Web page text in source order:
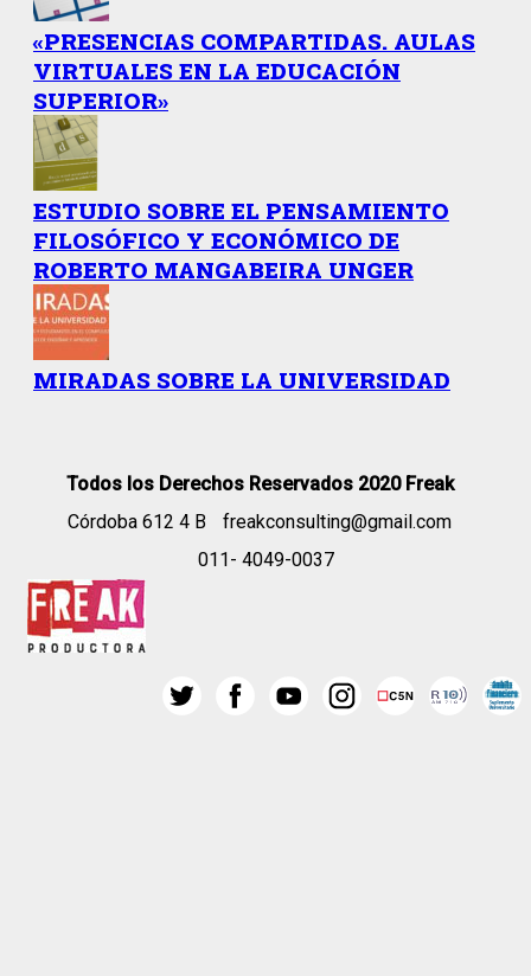
«PRESENCIAS COMPARTIDAS. AULAS
VIRTUALES EN LA EDUCACIÓN
SUPERIOR»
ESTUDIO SOBRE EL PENSAMIENTO
FILOSÓFICO Y ECONÓMICO DE
ROBERTO MANGABEIRA UNGER
MIRADAS SOBRE LA UNIVERSIDAD
Todos los Derechos Reservados 2020 Freak
Córdoba 612 4 B
freakconsulting@gmail.com
011- 4049-0037